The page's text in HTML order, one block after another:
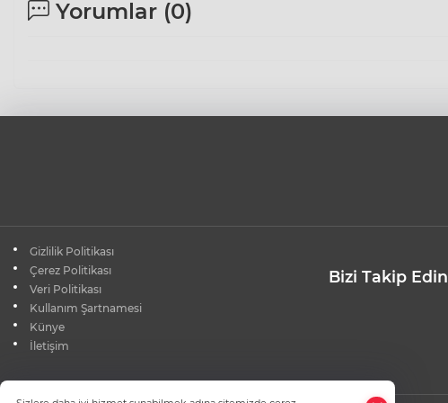
Yorumlar (0)
Gizlilik Politikası
Çerez Politikası
Veri Politikası
Kullanım Şartnamesi
Künye
İletişim
Bizi Takip Edin